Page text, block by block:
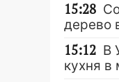
15:28
дерево
15:12 В
кухня в